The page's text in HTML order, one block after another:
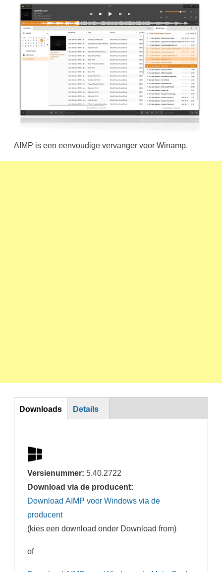
AIMP is een eenvoudige vervanger voor Winamp.
Horizontal Tabs
Downloads Details
Versienummer:5.40.2722
Download via de producent:
Download AIMP voor Windows via de
producent
(kies een download onder Download from)
of